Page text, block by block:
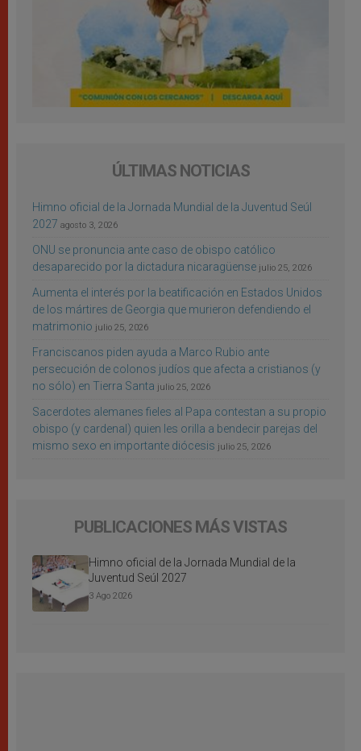
ÚLTIMAS NOTICIAS
Himno oficial de la Jornada Mundial de la Juventud Seúl
2027 agosto 3, 2026
ONU se pronuncia ante caso de obispo católico
desaparecido por la dictadura nicaragüense julio 25, 2026
Aumenta el interés por la beatificación en Estados Unidos
de los mártires de Georgia que murieron defendiendo el
matrimonio julio 25, 2026
Franciscanos piden ayuda a Marco Rubio ante
persecución de colonos judíos que afecta a cristianos (y
no sólo) en Tierra Santa julio 25, 2026
Sacerdotes alemanes fieles al Papa contestan a su propio
obispo (y cardenal) quien les orilla a bendecir parejas del
mismo sexo en importante diócesis julio 25, 2026
PUBLICACIONES MÁS VISTAS
Himno oficial de la Jornada Mundial de la
Juventud Seúl 2027
3 Ago 2026